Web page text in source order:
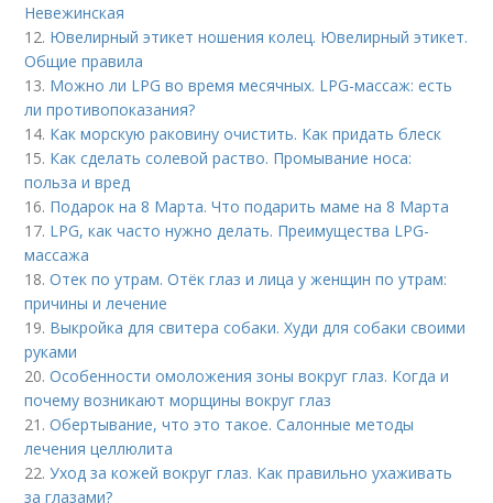
Невежинская
12. Ювелирный этикет ношения колец. Ювелирный этикет.
Общие правила
13. Можно ли LPG во время месячных. LPG-массаж: есть
ли противопоказания?
14. Как морскую раковину очистить. Как придать блеск
15. Как сделать солевой раство. Промывание носа:
польза и вред
16. Подарок на 8 Марта. Что подарить маме на 8 Марта
17. LPG, как часто нужно делать. Преимущества LPG-
массажа
18.Отек по утрам. Отёк глаз и лица у женщин по утрам:
причины и лечение
19. Выкройка для свитера собаки. Худи для собаки своими
руками
20.Особенности омоложения зоны вокруг глаз. Когда и
почему возникают морщины вокруг глаз
21.Обертывание, что это такое. Салонные методы
лечения целлюлита
22.Уход за кожей вокруг глаз. Как правильно ухаживать
за глазами?